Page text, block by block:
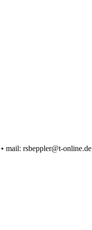
mail: rsbeppler@t-online.de